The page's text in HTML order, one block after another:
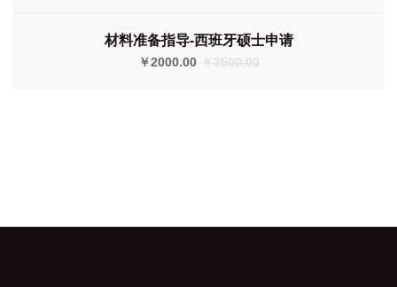
材料准备指导-西班牙硕士申请
￥2000.00 ￥3500.00